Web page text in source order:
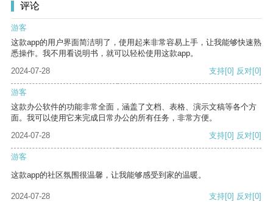
评论
游客
这款app的用户界面简洁明了，使用起来非常容易上手，让我能够快速熟
悉操作。我不用看说明书，就可以轻松使用这款app。
2024-07-28
支持[0] 反对[0]
游客
这款办公软件的功能非常全面，涵盖了文档、表格、演示文稿等各个方
面。我可以使用它来完成日常办公的所有任务，非常方便。
2024-07-28
支持[0] 反对[0]
游客
这款app的社区氛围很温馨，让我能够感受到家的温暖。
2024-07-28 支持[0] 反对[0]